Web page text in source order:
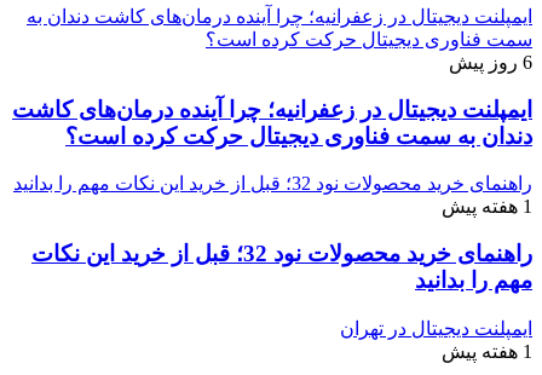
ایمپلنت دیجیتال در زعفرانیه؛ چرا آینده درمان‌های کاشت دندان به
سمت فناوری دیجیتال حرکت کرده است؟
6 روز پیش
ایمپلنت دیجیتال در زعفرانیه؛ چرا آینده درمان‌های کاشت
دندان به سمت فناوری دیجیتال حرکت کرده است؟
راهنمای خرید محصولات نود 32؛ قبل از خرید این نکات مهم را بدانید
1 هفته پیش
راهنمای خرید محصولات نود 32؛ قبل از خرید این نکات
مهم را بدانید
ایمپلنت دیجیتال در تهران
1 هفته پیش